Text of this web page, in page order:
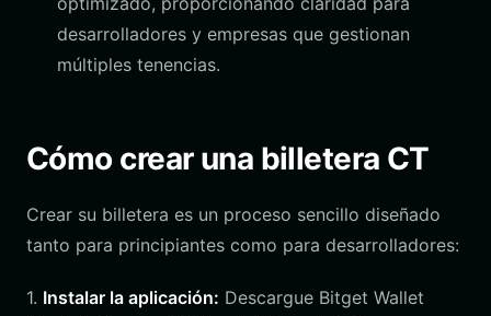
desarrolladores y empresas que gestionan
múltiples tenencias.
Cómo crear una billetera CT
Crear su billetera es un proceso sencillo diseñado
tanto para principiantes como para desarrolladores:
1. Instalar la aplicación: Descargue Bitget Wallet